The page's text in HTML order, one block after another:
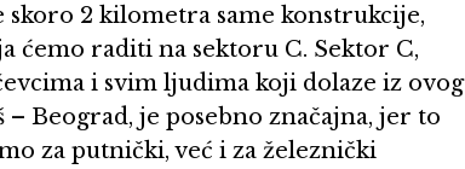
2 kilometra same konstrukcije,
ćemo raditi na sektoru C. Sektor C,
i svim ljudima koji dolaze iz ovog
Beograd, je posebno značajna, jer to
za putnički, već i za železnički